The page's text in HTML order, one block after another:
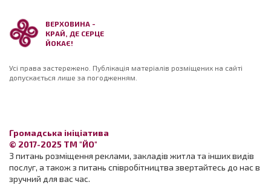
ВЕРХОВИНА -
КРАЙ, ДЕ СЕРЦЕ
ЙОКАЄ!
Усі права застережено. Публікація матеріалів розміщених на сайті
допускається лише за погодженням.
Громадська ініціатива
© 2017-2025 ТМ "ЙО"
З питань розміщення реклами, закладів житла та інших видів
послуг, а також з питань співробітництва звертайтесь до нас в
зручний для вас час.